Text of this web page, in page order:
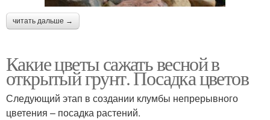
читать дальше →
Какие цветы сажать весной в
открытый грунт. Посадка цветов
Следующий этап в создании клумбы непрерывного
цветения – посадка растений.